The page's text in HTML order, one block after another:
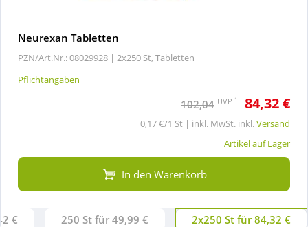
Neurexan Tabletten
PZN/Art.Nr.: 08029928 | 2x250 St, Tabletten
Pflichtangaben
102,04 UVP 1 84,32 €
0,17 €/1 St | inkl. MwSt. inkl.Versand
Artikel auf Lager
In den Warenkorb
€ 250 St für 49,99 € 2x250 St für 84,32 €